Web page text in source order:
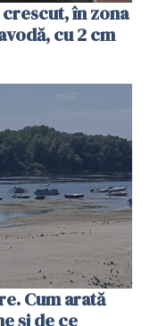
în zona
cu 2 cm
Cum arată
și de ce